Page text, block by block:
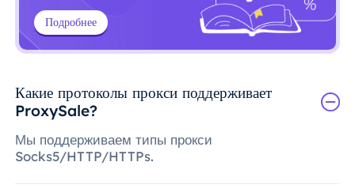
Подробнее
Какие протоколы прокси поддерживает
ProxySale?
Мы поддерживаем типы прокси
Socks5/HTTP/HTTPs.